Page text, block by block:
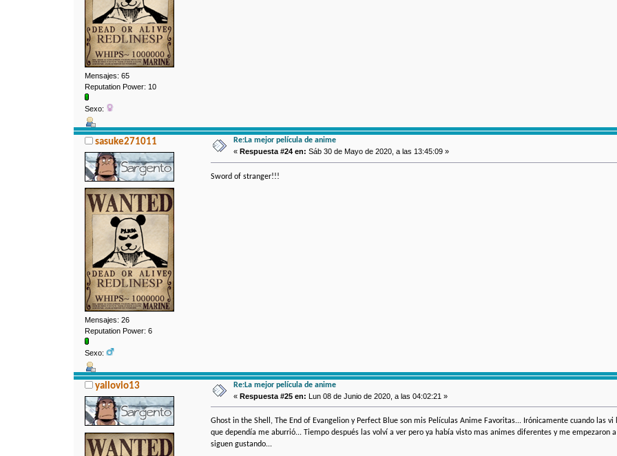
Mensajes: 65
Reputation Power: 10
Sexo:
sasuke271011
Mensajes: 26
Reputation Power: 6
Sexo:
Re:La mejor película de anime
« Respuesta #24 en: Sáb 30 de Mayo de 2020, a las 13:45:09 »
Sword of stranger!!!
yallovio13
Re:La mejor película de anime
« Respuesta #25 en: Lun 08 de Junio de 2020, a las 04:02:21 »
Ghost in the Shell, The End of Evangelion y Perfect Blue son mis Películas Anime Favoritas... Irónicamente cuando las
que dependía me aburrió... Tiempo después las volví a ver pero ya había visto mas animes diferentes y me empezaron
siguen gustando...